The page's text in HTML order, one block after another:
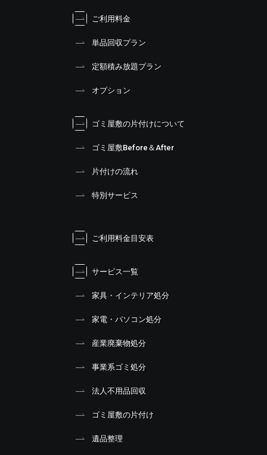
ご利用料金
単品回収プラン
定額積み放題プラン
オプション
ゴミ屋敷の片付けについて
ゴミ屋敷Before＆After
片付けの流れ
特別サービス
ご利用料金目安表
サービス一覧
家具・インテリア処分
家電・パソコン処分
産業廃棄物処分
事業系ゴミ処分
法人不用品回収
ゴミ屋敷の片付け
遺品整理